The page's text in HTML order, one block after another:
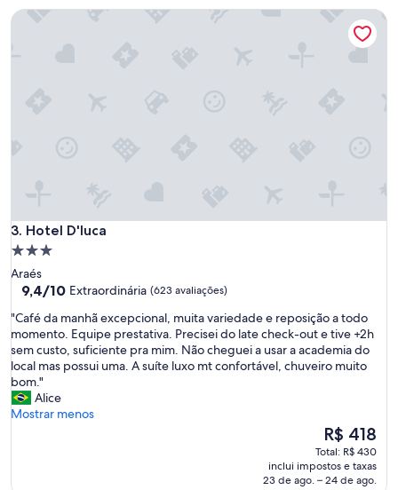
d
p
e
d
m
r
e
t
o
r
n
3. Hotel D'luca
Hotel D'luca
Propriedade
3.0
estrelas
Araés
9.4
10,
Extraordinária,
(623
avaliações)
9,4/10 Extraordinária (623 avaliações)
"
C
a
f
é
d
a
"Café da manhã excepcional, muita variedade e reposição a todo
momento. Equipe prestativa. Precisei do late check-out e tive +2h
sem custo, suficiente pra mim. Não cheguei a usar a academia do
local mas possui uma. A suíte luxo mt confortável, chuveiro muito
bom."
Alice
Mostrar menos
O
preço
é
de
R$ 418
Total: R$ 430
inclui impostos e taxas
23 de ago. – 24 de ago.
Hotel D'luca